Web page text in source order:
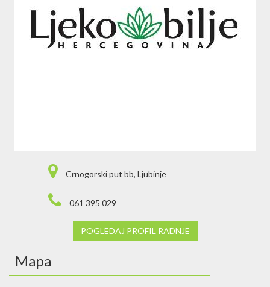
Crnogorski put bb, Ljubinje
061 395 029
POGLEDAJ PROFIL RADNJE
Mapa